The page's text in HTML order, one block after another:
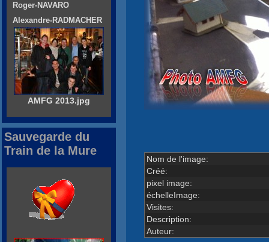
Nom de l'image:
Créé:
pixel image:
échelleImage:
Visites:
Description:
Auteur:
Roger-NAVARO
Alexandre-RADMACHER
AMFG 2013.jpg
Sauvegarde du
Train de la Mure